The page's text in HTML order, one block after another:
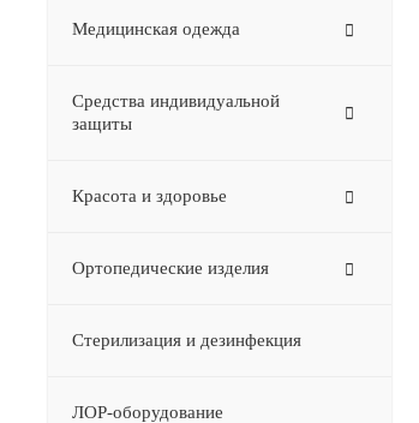
Медицинская одежда
Средства индивидуальной
защиты
Красота и здоровье
Ортопедические изделия
Стерилизация и дезинфекция
ЛОР-оборудование